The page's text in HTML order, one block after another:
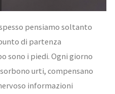
pensiamo soltanto
di partenza
sono i piedi. Ogni giorno
urti, compensano
informazioni